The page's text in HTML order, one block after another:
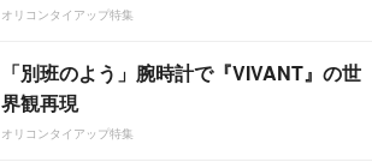
オリコンタイアップ特集
「別班のよう」腕時計で『VIVANT』の世
界観再現
オリコンタイアップ特集